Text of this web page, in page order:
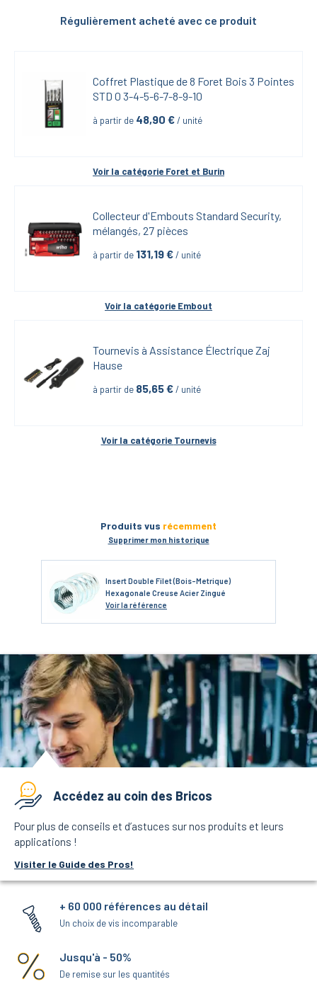
Régulièrement acheté avec ce produit
Coffret Plastique de 8 Foret Bois 3 Pointes
STD 0 3-4-5-6-7-8-9-10
à partir de 48,90 € / unité
Voir la catégorie Foret et Burin
Collecteur d'Embouts Standard Security,
mélangés, 27 pièces
à partir de 131,19 € / unité
Voir la catégorie Embout
Tournevis à Assistance Électrique Zaj
Hause
à partir de 85,65 € / unité
Voir la catégorie Tournevis
Produits vus récemment
Supprimer mon historique
Insert Double Filet (Bois-Metrique)
Hexagonale Creuse Acier Zingué
Voirla référence
Accédez au coin des Bricos
Pour plus de conseils et d’astuces sur nos produits et leurs
applications !
Visiter le Guide des Pros!
+ 60 000 références au détail
Un choix de vis incomparable
Jusqu'à - 50%
De remise sur les quantités